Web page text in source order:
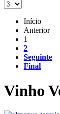
Início
Anterior
1
2
Seguinte
Final
Vinho